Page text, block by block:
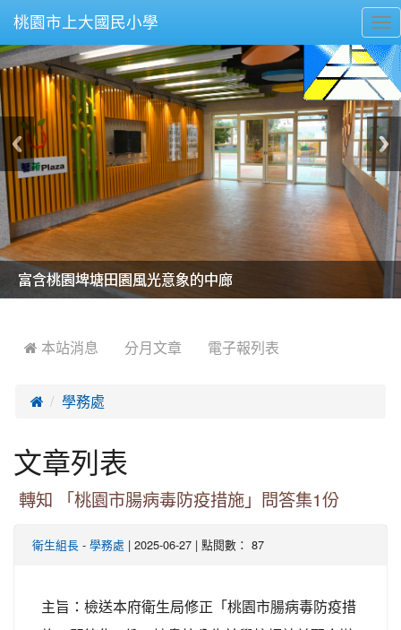
桃園市上大國民小學
美麗的操場是我們活力的來源
美麗的操場是我們活力的來源
煥然一新的小司令台
煥然一新的小司令台
富含桃園埤塘田園風光意象的中廊
富含桃園埤塘田園風光意象的中廊
嶄新的中庭廣場
嶄新的中庭廣場
水生池生生不息
水生池生生不息
 本站消息 分月文章 電子報列表
 學務處
文章列表
轉知 「桃園市腸病毒防疫措施」問答集1份
衛生組長 - 學務處 | 2025-06-27 | 點閱數： 87
主旨：檢送本府衛生局修正「桃園市腸病毒防疫措